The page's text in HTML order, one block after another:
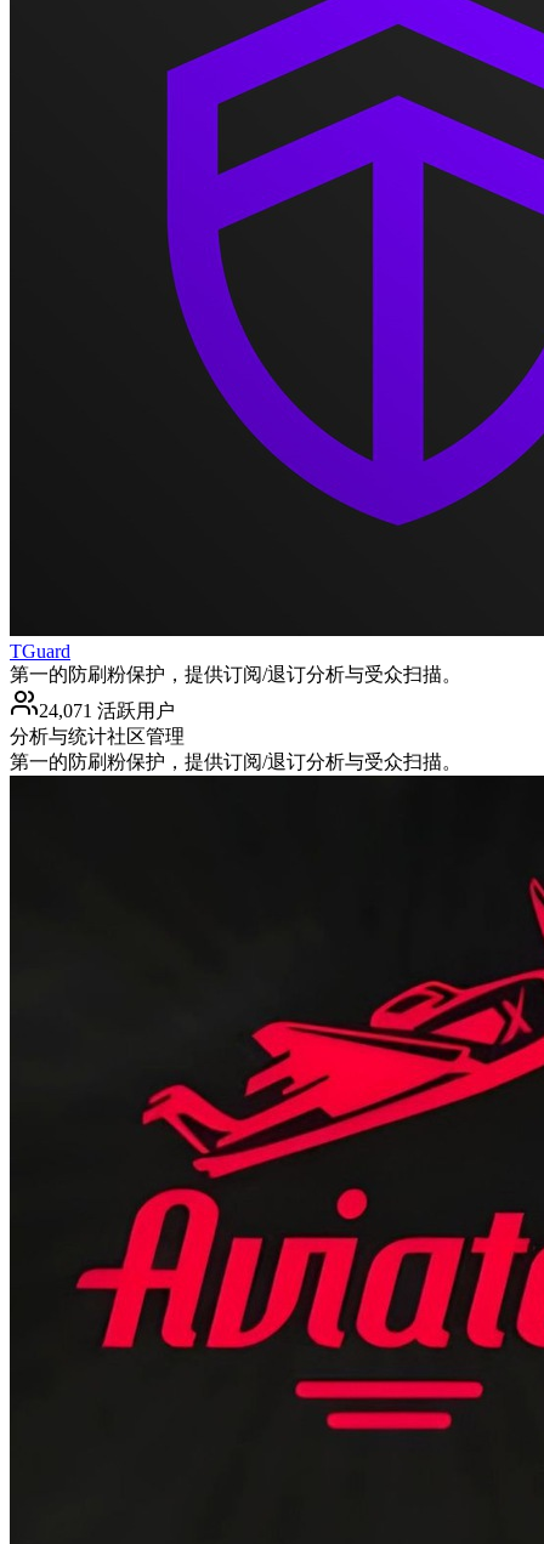
TGuard
第一的防刷粉保护，提供订阅/退订分析与受众扫描。
24,071 活跃用户
分析与统计社区管理
第一的防刷粉保护，提供订阅/退订分析与受众扫描。